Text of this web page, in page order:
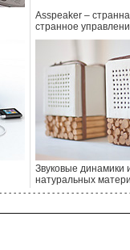
Asspeaker –
странное
Звуковые динамики
натуральных
- - - - - - - - - - - - - - - - - - - - - - - -